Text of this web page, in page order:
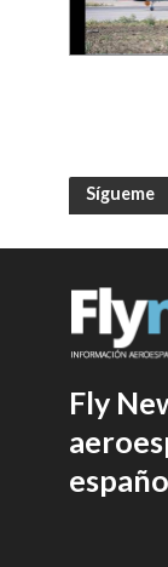
Sígueme
Fly